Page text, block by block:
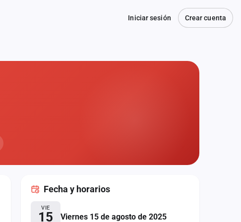
Iniciar sesión Crear cuenta
Fecha y horarios
VIE
15 Viernes 15 de agosto de 2025